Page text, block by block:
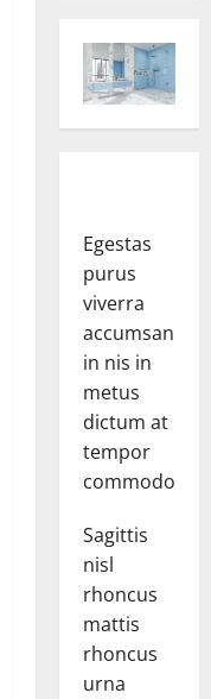
Egestas
purus
viverra
accumsan
in nis in
metus
dictum at
tempor
commodo.
Sagittis
nisl
rhoncus
mattis
rhoncus
urna